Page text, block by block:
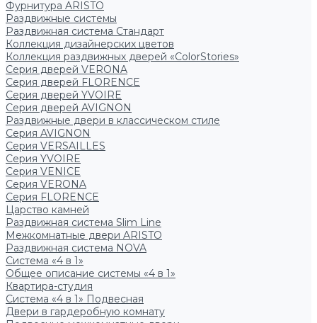
Фурнитура ARISTO
Раздвижные системы
Раздвижная система Стандарт
Коллекция дизайнерских цветов
Коллекция раздвижных дверей «ColorStories»
Серия дверей VERONA
Серия дверей FLORENCE
Серия дверей YVOIRE
Серия дверей AVIGNON
Раздвижные двери в классическом стиле
Серия AVIGNON
Серия VERSAILLES
Серия YVOIRE
Серия VENICE
Серия VERONA
Серия FLORENCE
Царство камней
Раздвижная система Slim Line
Межкомнатные двери ARISTO
Раздвижная система NOVA
Система «4 в 1»
Общее описание системы «4 в 1»
Квартира-студия
Система «4 в 1» Подвесная
Двери в гардеробную комнату